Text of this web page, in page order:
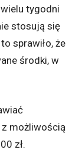
tygodni
stosują się
sprawiło, że
środki, w
z możliwością
zł.